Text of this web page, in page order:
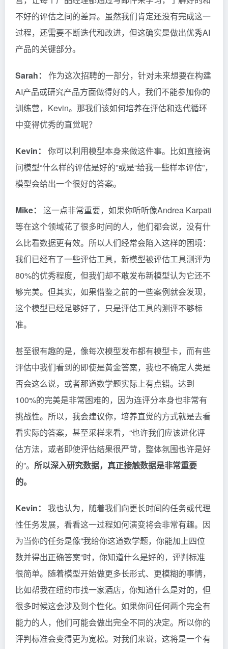
不好的评估之间的差异。虽然我们肯定还没有完成这一
过程，还需要不断迭代和改进，但这确实是做出优秀AI
产品的关键部分。
Sarah：
作为这次招聘的一部分，针对未来想要在构建
AI产品或研究产品方面做得好的人，我们不能参加你的
训练营，Kevin。那我们该如何培养在评估和迭代循环
中变得优秀的直觉呢？
Kevin：
你可以利用模型本身来做这件事。比如直接询
问模型“什么样的评估是好的”或是“给我一些样本评估”，
模型会给出一个很好的答案。
Mike：
这一点非常重要，如果你听听像Andrea Karpati
等在这个领域花了很多时间的人，他们都会说，没有什
么比看数据更有效。所以人们经常会陷入这样的困境：
我们已经有了一些评估工具，新模型被评估工具测评为
80%的优秀程度，但我们却不敢发布新模型认为它还不
够完美。但其实，如果借鉴之前的一些案例就会发现，
这个模型已经足够好了，只是评估工具的测评不够标
准。
甚至很有趣的是，像每次模型发布都有模型卡，而有些
评估中我们看到的即使是黄金答案，我也不确定人类是
否会这么说，或者那道数学题实际上有点错。达到
100%的完美是非常困难的，因为连评分本身也非常有
挑战性。所以，我会建议你，培养直觉的方式就是去看
看实际的答案，甚至采样来看，“也许我们应该进化评
估方法，或者即使评估结果很严苛，整体氛围也许是好
的”。 所以深入研究数据，真正接触数据是非常重要
的。
Kevin：
我也认为，随着我们向更长时间的任务或代理
性任务发展，看看这一过程如何演变将会非常有趣。因
为当你的任务是像“我给你这道数学题，你能加上四位
数并得出正确答案”时，你知道什么是好的，评判标准
很简单。随着模型开始做更多长形式、更模糊的事情，
比如帮我在纽约市找一家酒店，你知道什么是对的，但
很多时候这会涉及到个性化。如果你问任何两个完全有
能力的人，他们可能会做出完全不同的决定。所以你的
评判标准会变得更为宽松。对我们来说，这将是一个有